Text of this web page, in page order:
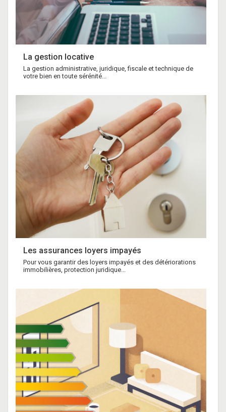
La gestion locative
La gestion administrative, juridique, fiscale et technique de
votre bien en toute sérénité...
Les assurances loyers impayés
Pour vous garantir des loyers impayés et des détériorations
immobilières, protection juridique...